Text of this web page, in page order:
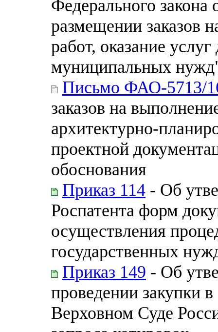
Федерального
размещении заказов
работ, оказание
муниципальных
Письмо ФАО-5713/
заказов на
архитектурно-
проектной
обоснования
Приказ 114 - Об
Роспатента форм
осуществления
государственных
Приказ 149 - Об
проведении закупки
Верховном Суде